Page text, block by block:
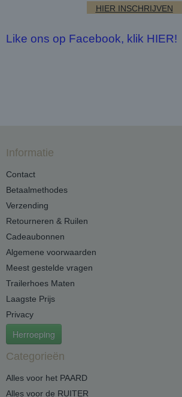
HIER INSCHRIJVEN
Like ons op Facebook, klik HIER!
Informatie
Contact
Betaalmethodes
Verzending
Retourneren & Ruilen
Cadeaubonnen
Algemene voorwaarden
Meest gestelde vragen
Trailerhoes Maten
Laagste Prijs
Privacy
Herroeping
Categorieën
Alles voor het PAARD
Alles voor de RUITER